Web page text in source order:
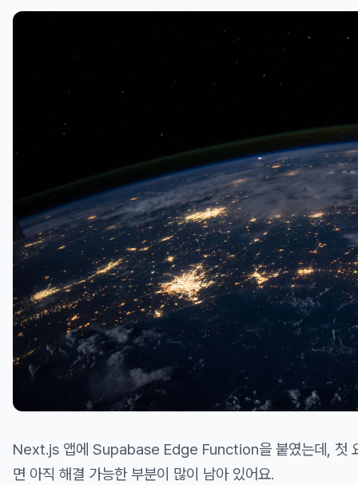
Next.js 앱에 Supabase Edge Function을 붙였는데, 첫
면 아직 해결 가능한 부분이 많이 남아 있어요.